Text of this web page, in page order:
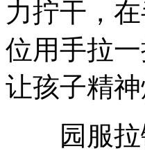
力拧干，
位用手拉
让孩子精神
园服拉链